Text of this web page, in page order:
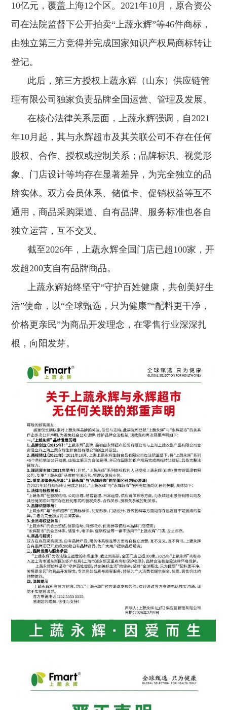
10亿元，覆盖上海12个区。2021年10月，原合资公
司在法院监督下公开拍卖“上蔬永辉”等46件商标，
由独立第三方竞得并完成国家知识产权局商标转让
登记。
此后，第三方授权上蔬永辉（山东）供应链管
理有限公司独家负责品牌全国运营、管理及发展。
在核心法律关系层面，上蔬永辉强调，自2021
年10月起，其与永辉超市及其关联公司不存在任何
股权、合作、授权或控制关系；品牌标识、视觉形
象、门店设计等均存在显著差异，为完全独立的品
牌实体。双方会员体系、储值卡、促销权益等互不
通用，商品采购渠道、自有品牌、服务标准也各自
独立运营，互不交叉。
截至2026年，上蔬永辉全国门店已超100家，开
发超200支自有品牌商品。
上蔬永辉始终坚守“守护百姓健康，共创美好生
活”使命，以“全球甄选，只为健康”“配料更干净，
价格更亲民”为商品开发理念，在零售行业深深扎
根，向阳发芽。